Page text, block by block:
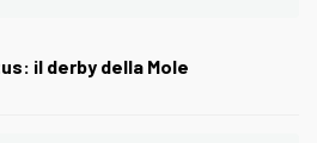
il derby della Mole